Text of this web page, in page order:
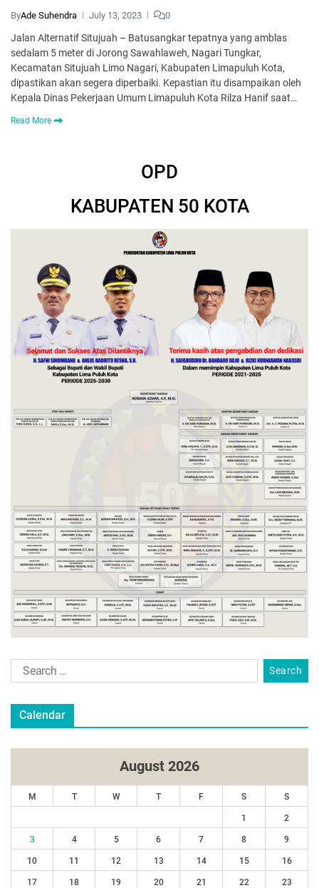
ByAde Suhendra July 13, 2023 0
Jalan Alternatif Situjuah – Batusangkar tepatnya yang amblas
sedalam 5 meter di Jorong Sawahlaweh, Nagari Tungkar,
Kecamatan Situjuah Limo Nagari, Kabupaten Limapuluh Kota,
dipastikan akan segera diperbaiki. Kepastian itu disampaikan oleh
Kepala Dinas Pekerjaan Umum Limapuluh Kota Rilza Hanif saat…
Read More
OPD
KABUPATEN 50 KOTA
Calendar
August 2026
M T W T F S S
1 2
3 4 5 6 7 8 9
10 11 12 13 14 15 16
17 18 19 20 21 22 23